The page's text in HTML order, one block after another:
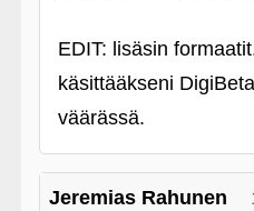
EDIT: lisäsin
käsittääkseni
väärässä.
Jeremias Rahunen